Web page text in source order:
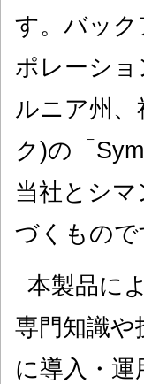
す。バッ
ポレーシ
ルニア州
ク)の「
当社とシ
づくもので
本製品に
専門知識
に導入・